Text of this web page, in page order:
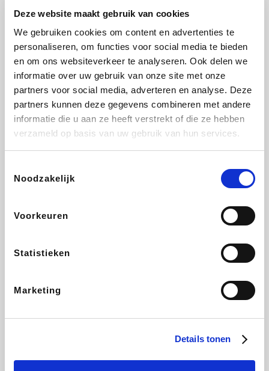
Deze website maakt gebruik van cookies
We gebruiken cookies om content en advertenties te
personaliseren, om functies voor social media te bieden
en om ons websiteverkeer te analyseren. Ook delen we
informatie over uw gebruik van onze site met onze
partners voor social media, adverteren en analyse. Deze
partners kunnen deze gegevens combineren met andere
informatie die u aan ze heeft verstrekt of die ze hebben
verzameld op basis van uw gebruik van hun services.
Noodzakelijk
Voorkeuren
Statistieken
Marketing
Details tonen
Weekendesk Sarenza Schiesser Interhome
Lufthansa
CheapTickets.be DeubaXXL